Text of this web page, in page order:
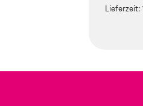
Lieferzeit: